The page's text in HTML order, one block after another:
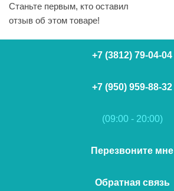
Станьте первым, кто оставил
отзыв об этом товаре!
+7 (3812) 79-04-04
+7 (950) 959-88-32
(09:00 - 20:00)
Перезвоните мне
Обратная связь